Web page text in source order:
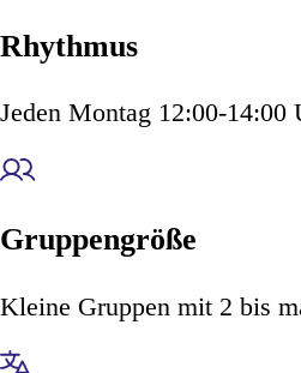
Rhythmus
Jeden Montag 12:00-14:00
Gruppengröße
Kleine Gruppen mit 2 bis